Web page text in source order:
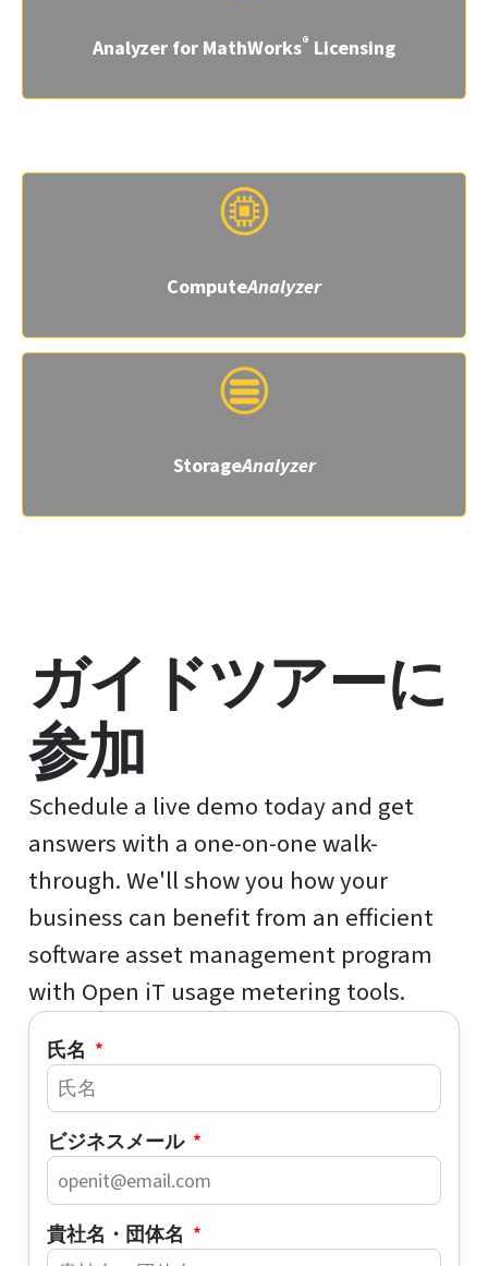
Analyzer for MathWorks® Licensing
ComputeAnalyzer
StorageAnalyzer
ガイドツアーに
参加
Schedule a live demo today and get
answers with a one-on-one walk-
through. We'll show you how your
business can benefit from an efficient
software asset management program
with Open iT usage metering tools.
氏名
ビジネスメール
貴社名・団体名